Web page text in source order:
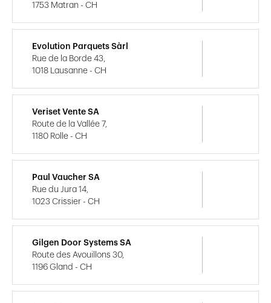
1753 Matran - CH
Evolution Parquets Sàrl
Rue de la Borde 43,
1018 Lausanne - CH
Veriset Vente SA
Route de la Vallée 7,
1180 Rolle - CH
Paul Vaucher SA
Rue du Jura 14,
1023 Crissier - CH
Gilgen Door Systems SA
Route des Avouillons 30,
1196 Gland - CH